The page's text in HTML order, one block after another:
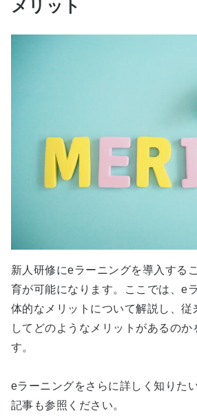
メリット
新人研修にeラーニングを導入する
育が可能になります。ここでは、e
体的なメリットについて解説し、従
してどのようなメリットがあるのか
す。
eラーニングをさらに詳しく知りた
記事も参照ください。